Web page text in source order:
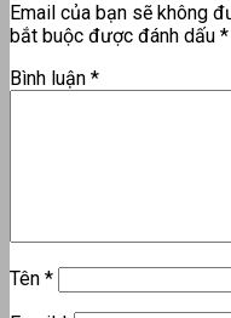
Email của bạn sẽ không
bắt buộc được đánh dấu *
Bình luận *
Tên *